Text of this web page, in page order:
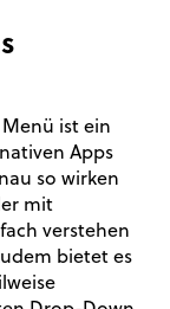
ist ein
Apps
so wirken
mit
verstehen
bietet es